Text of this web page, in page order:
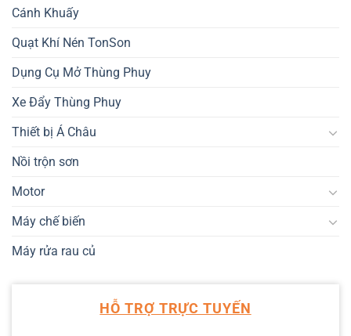
Cánh Khuấy
Quạt Khí Nén TonSon
Dụng Cụ Mở Thùng Phuy
Xe Đẩy Thùng Phuy
Thiết bị Á Châu
Nồi trộn sơn
Motor
Máy chế biến
Máy rửa rau củ
HỖ TRỢ TRỰC TUYẾN